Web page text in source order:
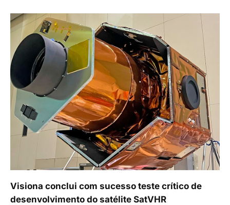
Visiona conclui com sucesso teste crítico de
desenvolvimento do satélite SatVHR